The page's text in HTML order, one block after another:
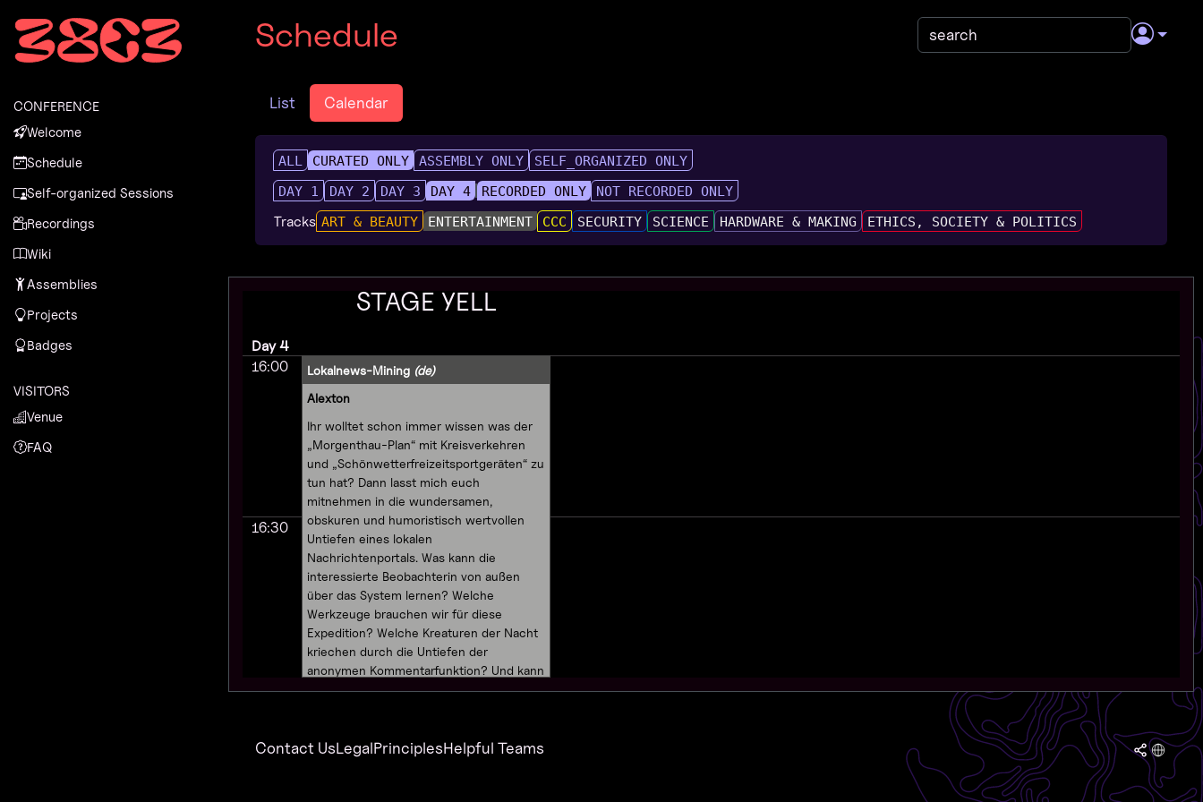
Zum Inhalt
Zum Footer
CONFERENCE
Welcome
Schedule
Self-organized Sessions
Recordings
Wiki
Assemblies
Projects
Badges
VISITORS
Venue
FAQ
Schedule
List Calendar
ALL CURATED ONLY ASSEMBLY ONLY
SELF_ORGANIZED ONLY
DAY 1
DAY 2 DAY 3 DAY 4 RECORDED ONLY NOT RECORDED ONLY
Tracks ART & BEAUTY ENTERTAINMENT CCC SECURITY SCIENCE HARDWARE & MAKING ETHICS, SOCIETY & POLITICS
Day 4
16:00
16:30
STAGE YELL
Lokalnews-Mining (de)
Alexton
Ihr wolltet schon immer wissen was der
„Morgenthau-Plan“ mit Kreisverkehren
und „Schönwetterfreizeitsportgeräten“ zu
tun hat? Dann lasst mich euch
mitnehmen in die wundersamen,
obskuren und humoristisch wertvollen
Untiefen eines lokalen
Nachrichtenportals. Was kann die
interessierte Beobachterin von außen
über das System lernen? Welche
Werkzeuge brauchen wir für diese
Expedition? Welche Kreaturen der Nacht
kriechen durch die Untiefen der
anonymen Kommentarfunktion? Und kann
man eigentlich auch etwas Schönes aus
Contact UsLegalPrinciplesHelpful Teams